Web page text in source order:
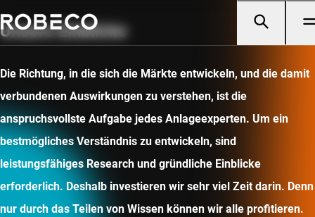
Unsere Einblicke
Die Richtung, in die sich die Märkte entwickeln, und die damit
verbundenen Auswirkungen zu verstehen, ist die
anspruchsvollste Aufgabe jedes Anlageexperten. Um ein
bestmögliches Verständnis zu entwickeln, sind
leistungsfähiges Research und gründliche Einblicke
erforderlich. Deshalb investieren wir sehr viel Zeit darin. Denn
nur durch das Teilen von Wissen können wir alle profitieren.